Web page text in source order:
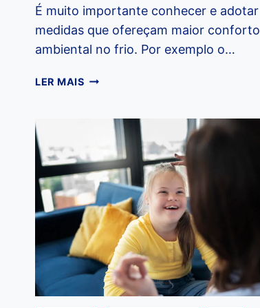
É muito importante conhecer e adotar
medidas que ofereçam maior conforto
ambiental no frio. Por exemplo o…
LER MAISJANELAS
TERMOACÚSTICAS
PROMOVEM
CONFORTO
AMBIENTAL
NO
FRIO